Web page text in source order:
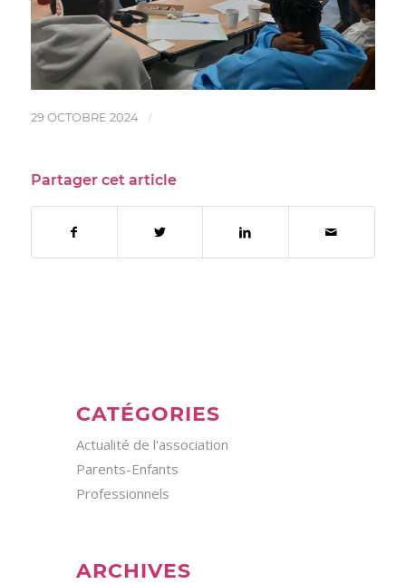
29 OCTOBRE 2024 /
Partager cet article
CATÉGORIES
Actualité de l'association
Parents-Enfants
Professionnels
ARCHIVES